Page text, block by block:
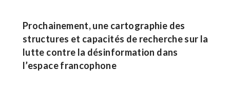
Prochainement, une cartographie des
structures et capacités de recherche sur la
lutte contre la désinformation dans
l’espace francophone